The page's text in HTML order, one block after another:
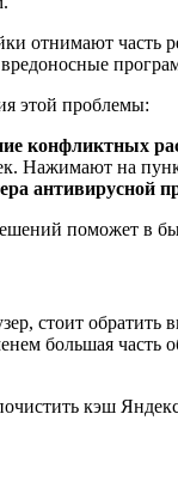
отнимают часть
этой проблемы:
конфликтных
Нажимают на
антивирусной
поможет в
стоит
большая часть
кэш Яндекс